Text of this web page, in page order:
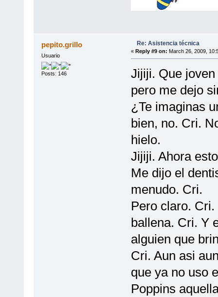
pepito.grillo
Usuario
Posts: 146
Re: Asistencia técnica
« Reply #9 on: March 26, 2009,
Jijiji. Que
pero me dejo
¿Te imaginas
bien, no. Cri.
hielo.
Jijiji. Ahora
Me dijo el
menudo. Cri.
Pero claro.
ballena. Cri. Y
alguien que
Cri. Aun asi
que ya no uso
Poppins